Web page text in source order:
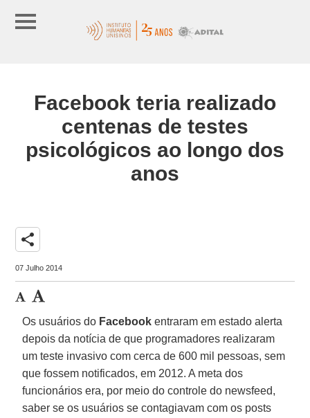
Facebook teria realizado
centenas de testes
psicológicos ao longo dos
anos
share
07 Julho 2014
Os usuários do Facebook entraram em estado alerta
depois da notícia de que programadores realizaram
um teste invasivo com cerca de 600 mil pessoas, sem
que fossem notificados, em 2012. A meta dos
funcionários era, por meio do controle do newsfeed,
saber se os usuários se contagiavam com os posts